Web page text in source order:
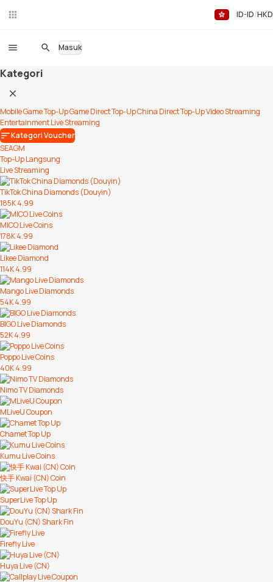
ID-ID HKD
Masuk
Kategori
Mobile Game Top-UpGame Direct Top-UpChina Direct Top-UpVideo Streaming
EntertainmentLive Streaming
Kategori Voucher
SEAGM
Top-Up Langsung
Live Streaming
TikTok China Diamonds (Douyin)
185K4.99
MICO Live Coins
178K4.99
Likee Diamond
114K4.99
Mango Live Diamonds
54K4.99
BIGO Live Diamonds
52K4.99
Poppo Live Coins
40K4.99
Nimo TV Diamonds
MLiveU Coupon
Chamet Top Up
Kumu Live Coins
快手 Kwai (CN) Coin
SuperLive Top Up
DouYu (CN) Shark Fin
Firefly Live
Huya Live (CN)
Lan
ng